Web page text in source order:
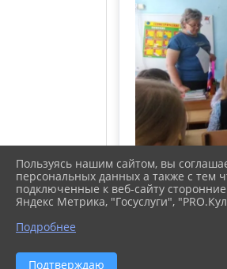
Пользуясь нашим сайтом, вы
персональных данных а также с тем
подключенные к веб-сайту
Яндекс Метрика, "Госуслуги",
Подробнее
Подтверждаю